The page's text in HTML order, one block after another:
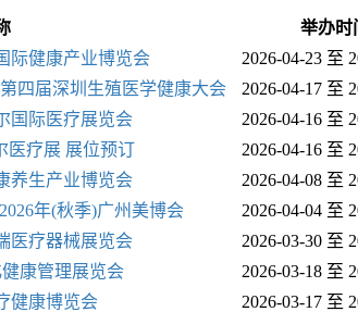
举办时
际健康产业博览会 2026-04-23 至
四届深圳生殖医学健康大会 2026-04-17 至
国际医疗展览会 2026-04-16 至
医疗展 展位预订 2026-04-16 至
养生产业博览会 2026-04-08 至
年(秋季)广州美博会 2026-04-04 至
医疗器械展览会 2026-03-30 至
康管理展览会 2026-03-18 至
健康博览会 2026-03-17 至